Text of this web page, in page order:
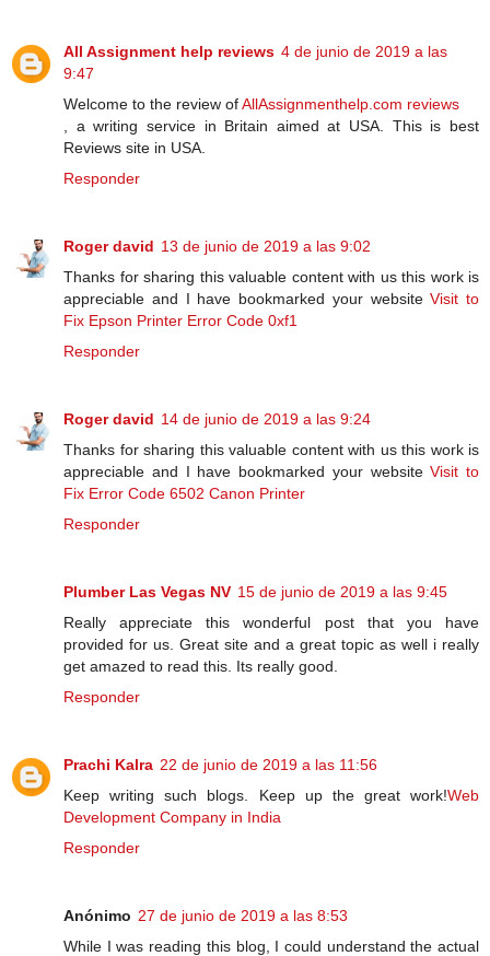
All Assignment help reviews 4 de junio de 2019 a las
9:47
Welcome to the review ofAllAssignmenthelp.com reviews
, a writing service in Britain aimed at USA. This is best
Reviews site in USA.
Responder
Roger david 13 de junio de 2019 a las 9:02
Thanks for sharing this valuable content with us this work is
appreciable and I have bookmarked your websiteVisit to
Fix Epson Printer Error Code 0xf1
Responder
Roger david 14 de junio de 2019 a las 9:24
Thanks for sharing this valuable content with us this work is
appreciable and I have bookmarked your websiteVisit to
Fix Error Code 6502 Canon Printer
Responder
Plumber Las Vegas NV 15 de junio de 2019 a las 9:45
Really appreciate this wonderful post that you have
provided for us. Great site and a great topic as well i really
get amazed to read this. Its really good.
Responder
Prachi Kalra 22 de junio de 2019 a las 11:56
Keep writing such blogs. Keep up the great work!Web
Development Company in India
Responder
Anónimo 27 de junio de 2019 a las 8:53
While I was reading this blog, I could understand the actual